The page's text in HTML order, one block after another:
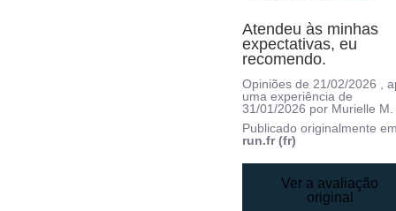
Atendeu às minhas
expectativas, eu
recomendo.
Opiniões de 21/02/2026
,
uma experiência de
31/01/2026 por Murielle M.
Publicado originalmente
run.fr (fr)
Ver a avaliação
original